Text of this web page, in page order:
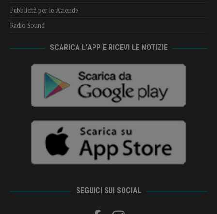
Pubblicità per le Aziende
Radio Sound
SCARICA L’APP E RICEVI LE NOTIZIE
SEGUICI SUI SOCIAL